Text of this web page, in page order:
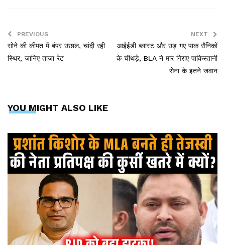
PREVIOUS
सोने की कीमत में बंपर उछाल, चांदी रही
स्थिर, जानिए ताजा रेट
NEXT
आईईडी ब्लास्ट और उड़ गए पाक सैनिकों
के चीथड़े, BLA ने मार गिराए पाकिस्तानी
सेना के इतने जवान
YOU MIGHT ALSO LIKE